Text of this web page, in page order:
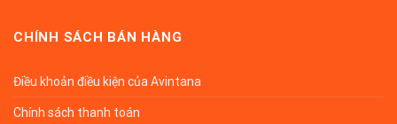
CHÍNH SÁCH BÁN HÀNG
Điều khoản điều kiện của Avintana
Chính sách thanh toán